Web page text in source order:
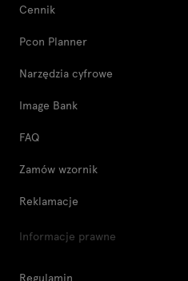
Cennik
Pcon Planner
Narzędzia cyfrowe
Image Bank
FAQ
Zamów wzornik
Reklamacje
Informacje prawne
Regulamin